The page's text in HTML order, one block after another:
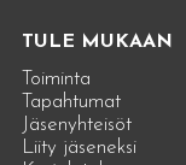
TULE MUKAAN
Toiminta
Tapahtumat
Jäsenyhteisöt
Liity jäseneksi